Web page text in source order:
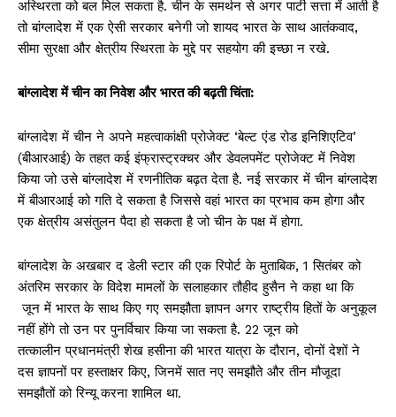
अस्थिरता को बल मिल सकता है. चीन के समर्थन से अगर पार्टी सत्ता में आती है
तो बांग्लादेश में एक ऐसी सरकार बनेगी जो शायद भारत के साथ आतंकवाद,
सीमा सुरक्षा और क्षेत्रीय स्थिरता के मुद्दे पर सहयोग की इच्छा न रखे.
बांग्लादेश में चीन का निवेश और भारत की बढ़ती चिंता:
बांग्लादेश में चीन ने अपने महत्वाकांक्षी प्रोजेक्ट ‘बेल्ट एंड रोड इनिशिएटिव’
(बीआरआई) के तहत कई इंफ्रास्ट्रक्चर और डेवलपमेंट प्रोजेक्ट में निवेश
किया जो उसे बांग्लादेश में रणनीतिक बढ़त देता है. नई सरकार में चीन बांग्लादेश
में बीआरआई को गति दे सकता है जिससे वहां भारत का प्रभाव कम होगा और
एक क्षेत्रीय असंतुलन पैदा हो सकता है जो चीन के पक्ष में होगा.
बांग्लादेश के अखबार द डेली स्टार की एक रिपोर्ट के मुताबिक, 1 सितंबर को
अंतरिम सरकार के विदेश मामलों के सलाहकार तौहीद हुसैन ने कहा था कि
जून में भारत के साथ किए गए समझौता ज्ञापन अगर राष्ट्रीय हितों के अनुकूल
नहीं होंगे तो उन पर पुनर्विचार किया जा सकता है. 22 जून को
तत्कालीन प्रधानमंत्री शेख हसीना की भारत यात्रा के दौरान, दोनों देशों ने
दस ज्ञापनों पर हस्ताक्षर किए, जिनमें सात नए समझौते और तीन मौजूदा
समझौतों को रिन्यू करना शामिल था.